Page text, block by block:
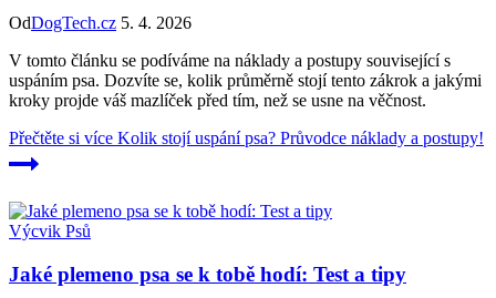
OdDogTech.cz 5. 4. 2026
V tomto článku se podíváme na náklady a postupy související s
uspáním psa. Dozvíte se, kolik průměrně stojí tento zákrok a jakými
kroky projde váš mazlíček před tím, než se usne na věčnost.
Přečtěte si více Kolik stojí uspání psa? Průvodce náklady a postupy!
Výcvik Psů
Jaké plemeno psa se k tobě hodí: Test a tipy